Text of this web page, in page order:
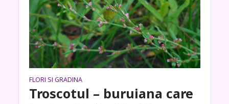
FLORI SI GRADINA
Troscotul – buruiana care